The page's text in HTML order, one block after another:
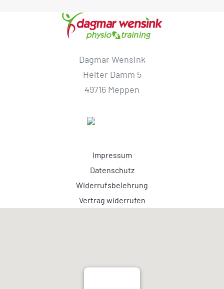
Dagmar Wensink
Helter Damm 5
49716 Meppen
Impressum
Datenschutz
Widerrufsbelehrung
Vertrag widerrufen